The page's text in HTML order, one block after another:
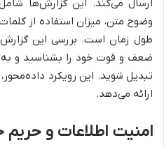
ارسال می‌کند. این گزارش‌ها
وضوح متن، میزان استفاده از
طول زمان است. بررسی این
ضعف و قوت خود را بشناسید و به
تبدیل شوید. این رویکرد
ارائه می‌دهد.
امنیت اطلاعات و